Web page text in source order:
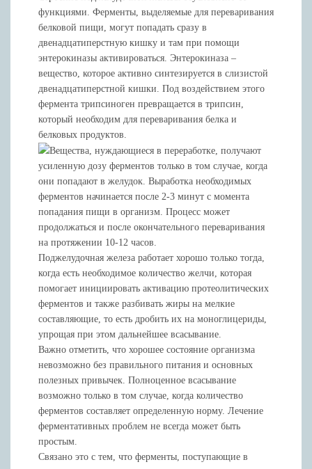
функциями. Ферменты, выделяемые для переваривания
белковой пищи, могут попадать сразу в
двенадцатиперстную кишку и там при помощи
энтерокиназы активироваться. Энтерокиназа –
вещество, которое активно синтезируется в слизистой
двенадцатиперстной кишки. Под воздействием этого
фермента трипсиноген превращается в трипсин,
который необходим для переваривания белка и
белковых продуктов.
Вещества, нуждающиеся в переработке, получают
усиленную дозу ферментов только в том случае, когда
они попадают в желудок. Выработка необходимых
ферментов начинается после 2-3 минут с момента
попадания пищи в организм. Процесс может
продолжаться и после окончательного переваривания
на протяжении 10-12 часов.
Поджелудочная железа работает хорошо только тогда,
когда есть необходимое количество желчи, которая
помогает инициировать активацию протеолитических
ферментов и также разбивать жиры на мелкие
составляющие, то есть дробить их на моноглицериды,
упрощая при этом дальнейшее всасывание.
Важно отметить, что хорошее состояние организма
невозможно без правильного питания и основных
полезных привычек. Полноценное всасывание
возможно только в том случае, когда количество
ферментов составляет определенную норму. Лечение
ферментативных проблем не всегда может быть
простым.
Связано это с тем, что ферменты, поступающие в